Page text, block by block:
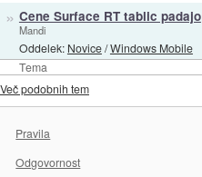
Tema
» Cene Surface RT tablic padajo
Mandi
Oddelek: Novice/Windows Mobile
Več podobnih tem
Pravila
Odgovornost